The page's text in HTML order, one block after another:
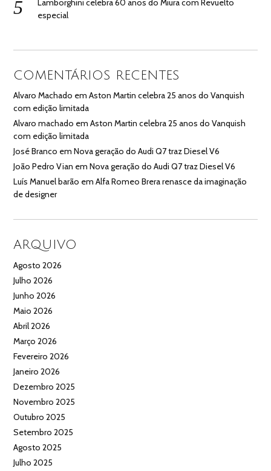
Lamborghini celebra 60 anos do Miura com Revuelto
especial
COMENTÁRIOS RECENTES
Alvaro Machado emAston Martin celebra 25 anos do Vanquish
com edição limitada
Alvaro machado emAston Martin celebra 25 anos do Vanquish
com edição limitada
José Branco emNova geração do Audi Q7 traz Diesel V6
João Pedro Vian emNova geração do Audi Q7 traz Diesel V6
Luís Manuel barão emAlfa Romeo Brera renasce da imaginação
de designer
ARQUIVO
Agosto 2026
Julho 2026
Junho 2026
Maio 2026
Abril 2026
Março 2026
Fevereiro 2026
Janeiro 2026
Dezembro 2025
Novembro 2025
Outubro 2025
Setembro 2025
Agosto 2025
Julho 2025